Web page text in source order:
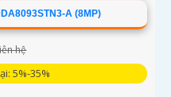
A (8MP)
hệ
5%-35%